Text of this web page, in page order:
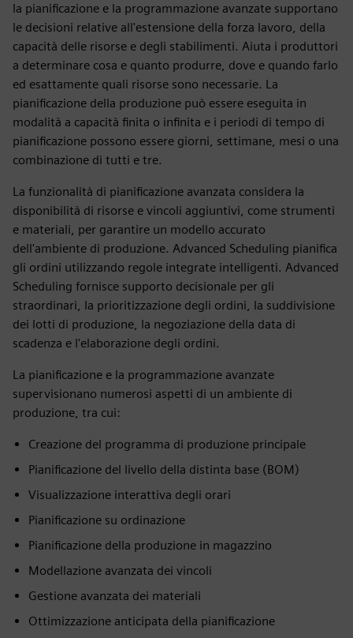
la pianificazione e la programmazione avanzate supportano
le decisioni relative all'estensione della forza lavoro, della
capacità delle risorse e degli stabilimenti. Aiuta i produttori
a determinare cosa e quanto produrre, dove e quando farlo
ed esattamente quali risorse sono necessarie. La
pianificazione della produzione può essere eseguita in
modalità a capacità finita o infinita e i periodi di tempo di
pianificazione possono essere giorni, settimane, mesi o una
combinazione di tutti e tre.
La funzionalità di pianificazione avanzata considera la
disponibilità di risorse e vincoli aggiuntivi, come strumenti
e materiali, per garantire un modello accurato
dell'ambiente di produzione. Advanced Scheduling pianifica
gli ordini utilizzando regole integrate intelligenti. Advanced
Scheduling fornisce supporto decisionale per gli
straordinari, la prioritizzazione degli ordini, la suddivisione
dei lotti di produzione, la negoziazione della data di
scadenza e l'elaborazione degli ordini.
La pianificazione e la programmazione avanzate
supervisionano numerosi aspetti di un ambiente di
produzione, tra cui:
Creazione del programma di produzione principale
Pianificazione del livello della distinta base (BOM)
Visualizzazione interattiva degli orari
Pianificazione su ordinazione
Pianificazione della produzione in magazzino
Modellazione avanzata dei vincoli
Gestione avanzata dei materiali
Ottimizzazione anticipata della pianificazione